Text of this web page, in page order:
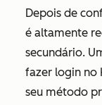
Depois de
é altamente
secundário.
fazer login no
seu método